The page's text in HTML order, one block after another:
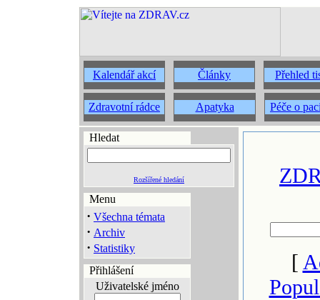
Kalendář akcí Články Přehled
Zdravotní rádce Apatyka Péče o
Hledat
Rozšířené hledání
Menu
· Všechna témata
· Archiv
· Statistiky
Přihlášení
Uživatelské jméno
[